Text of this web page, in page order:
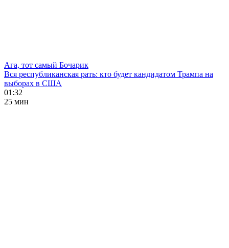
Ага, тот самый Бочарик
Вся республиканская рать: кто будет кандидатом Трампа на
выборах в США
01:32
25 мин